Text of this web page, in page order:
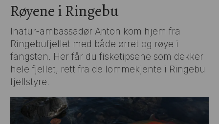
Røyene i Ringebu
Inatur-ambassadør Anton kom hjem fra
Ringebufjellet med både ørret og røye i
fangsten. Her får du fisketipsene som dekker
hele fjellet, rett fra de lommekjente i Ringebu
fjellstyre.